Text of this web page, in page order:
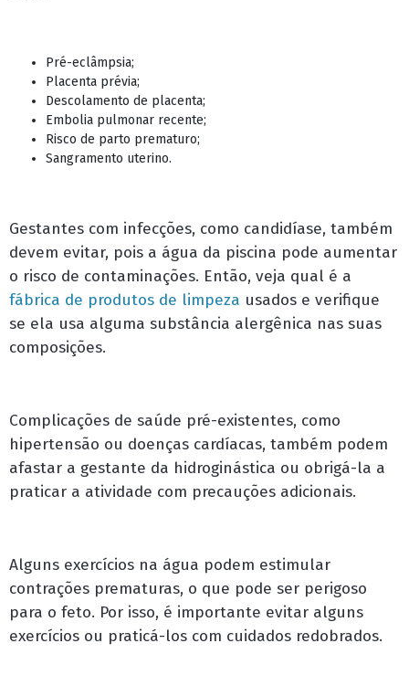
Pré-eclâmpsia;
Placenta prévia;
Descolamento de placenta;
Embolia pulmonar recente;
Risco de parto prematuro;
Sangramento uterino.
Gestantes com infecções, como candidíase, também
devem evitar, pois a água da piscina pode aumentar
o risco de contaminações. Então, veja qual é a
fábrica de produtos de limpeza usados e verifique
se ela usa alguma substância alergênica nas suas
composições.
Complicações de saúde pré-existentes, como
hipertensão ou doenças cardíacas, também podem
afastar a gestante da hidroginástica ou obrigá-la a
praticar a atividade com precauções adicionais.
Alguns exercícios na água podem estimular
contrações prematuras, o que pode ser perigoso
para o feto. Por isso, é importante evitar alguns
exercícios ou praticá-los com cuidados redobrados.